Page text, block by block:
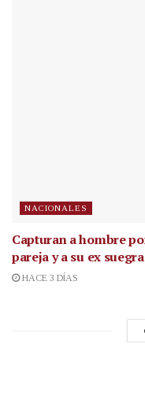
NACIONALES
Capturan a hombre
pareja y a su ex
HACE 3 DÍAS